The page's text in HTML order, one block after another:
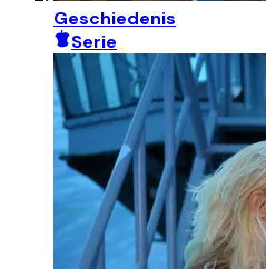
Geschiedenis
Serie